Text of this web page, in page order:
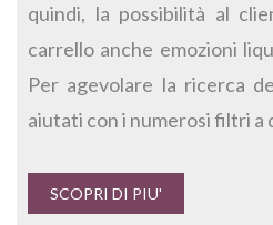
quindi, la possibilità al
carrello anche emozioni
Per agevolare la ricerca
aiutati con i numerosi filtri a
SCOPRI DI PIU'